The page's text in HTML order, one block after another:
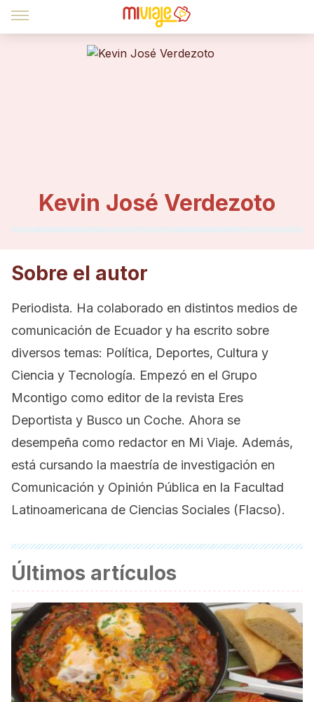
Kevin José Verdezoto
Sobre el autor
Periodista. Ha colaborado en distintos medios de
comunicación de Ecuador y ha escrito sobre
diversos temas: Política, Deportes, Cultura y
Ciencia y Tecnología. Empezó en el Grupo
Mcontigo como editor de la revista Eres
Deportista y Busco un Coche. Ahora se
desempeña como redactor en Mi Viaje. Además,
está cursando la maestría de investigación en
Comunicación y Opinión Pública en la Facultad
Latinoamericana de Ciencias Sociales (Flacso).
Últimos artículos